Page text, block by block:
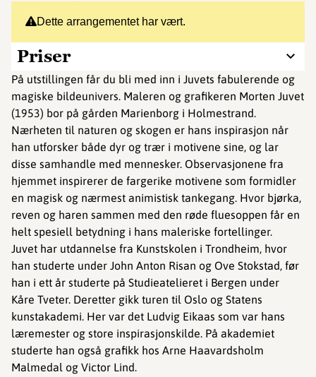
Dette arrangementet har vært.
Priser
På utstillingen får du bli med inn i Juvets fabulerende og
magiske bildeunivers. Maleren og grafikeren Morten Juvet
(1953) bor på gården Marienborg i Holmestrand.
Nærheten til naturen og skogen er hans inspirasjon når
han utforsker både dyr og trær i motivene sine, og lar
disse samhandle med mennesker. Observasjonene fra
hjemmet inspirerer de fargerike motivene som formidler
en magisk og nærmest animistisk tankegang. Hvor bjørka,
reven og haren sammen med den røde fluesoppen får en
helt spesiell betydning i hans maleriske fortellinger.
Juvet har utdannelse fra Kunstskolen i Trondheim, hvor
han studerte under John Anton Risan og Ove Stokstad, før
han i ett år studerte på Studieatelieret i Bergen under
Kåre Tveter. Deretter gikk turen til Oslo og Statens
kunstakademi. Her var det Ludvig Eikaas som var hans
læremester og store inspirasjonskilde. På akademiet
studerte han også grafikk hos Arne Haavardsholm
Malmedal og Victor Lind.